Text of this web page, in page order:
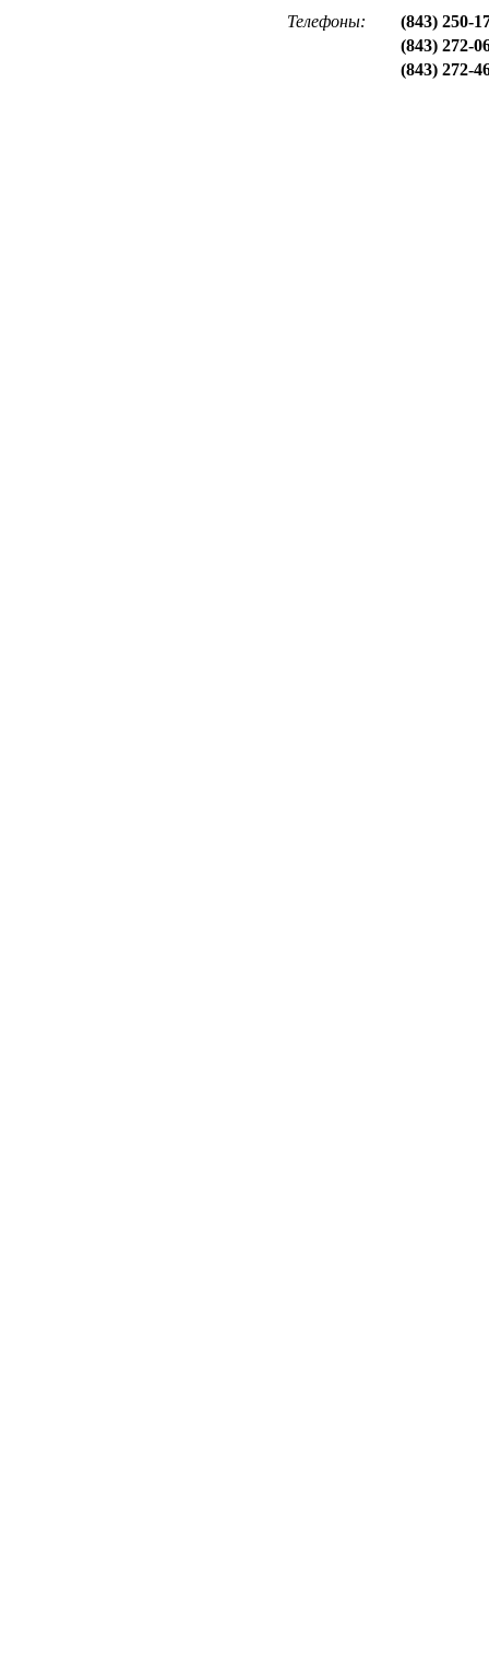
Телефоны:
(843) 250-
(843) 272-
(843) 272-